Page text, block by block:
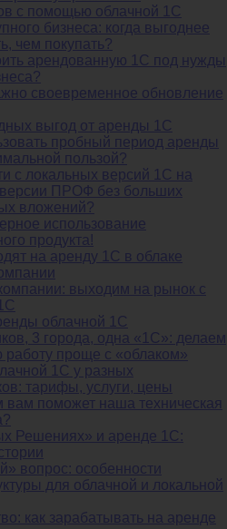
с помощью облачной 1С
бизнеса: когда выгоднее
чем покупать?
арендованную 1С под нужды
своевременное обновление
выгод от аренды 1С
пробный период аренды
пользой?
с локальных версий 1С на
ПРОФ без больших
вложений?
использование
продукта!
на аренду 1С в облаке
выходим на рынок с
облачной 1С
3 города, одна «1С»: делаем
работу проще с «облаком»
1С у разных
тарифы, услуги, цены
вам поможет наша техническая
Решениях» и аренде 1С:
вопрос: особенности
для облачной и локальной
как зарабатывать на аренде